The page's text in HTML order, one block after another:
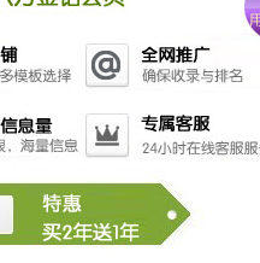
（Pressed Flower）是将
果、树皮等经脱水、保
（Pressed Flower Art）就
色、压制和干燥处理而成
作成一幅幅精美的装饰画